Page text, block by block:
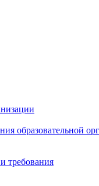
образовательной
требования